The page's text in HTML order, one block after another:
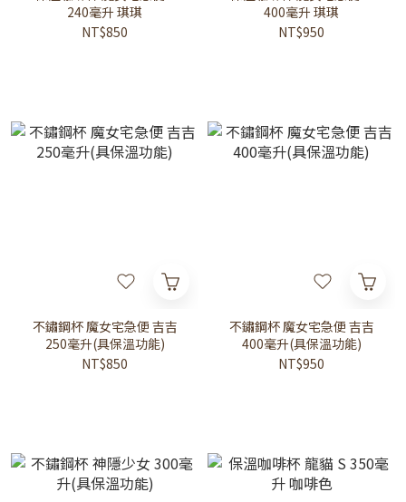
240毫升 琪琪
NT$850
400毫升 琪琪
NT$950
不鏽鋼杯 魔女宅急便 吉吉
250毫升(具保溫功能)
NT$850
不鏽鋼杯 魔女宅急便 吉吉
400毫升(具保溫功能)
NT$950